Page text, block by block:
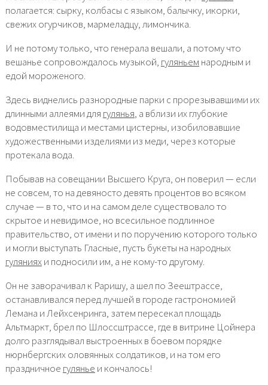
полагается: сырку, колбасы с языком, балычку, икорки,
свежих огурчиков, мармеладцу, лимончика.
И не потому только, что генерала вешали, а потому что
вешанье сопровождалось музыкой, гуляньем народным и
едой мороженого.
Здесь виднелись разнородные парки с прорезывавшими их
длинными аллеями для гулянья, а вблизи их глубокие
водовместилища и местами цистерны, изобиловавшие
художественными изделиями из меди, через которые
протекала вода.
Побывав на совещании Высшего Круга, он поверил — если
не совсем, то на девяносто девять процентов во всяком
случае — в то, что и на самом деле существовало то
скрытое и невидимое, но всесильное подлинное
правительство, от имени и по поручению которого только
и могли выступать Гласные, пусть букеты на народных
гулянияхи подносили им, а не кому-то другому.
Он не заворачивал к Раришу, а шел по Зеештрассе,
останавливался перед лучшей в городе гастрономией
Лемана и Лейхсенринга, затем пересекал площадь
Альтмаркт, брел по Шлоссштрассе, где в витрине Цойнера
долго разглядывал выстроенных в боевом порядке
нюрнбергских оловянных солдатиков, и на том его
праздничное гулянье и кончалось!